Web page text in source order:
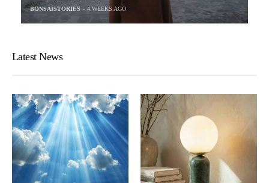
BONSAISTORIES 4 WEEKS AGO
Latest News